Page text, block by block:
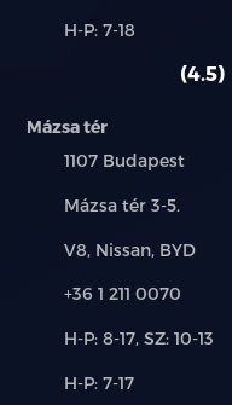
használt
Alkatrész,
H-P: 7-18
4.5
Mázsa tér
Település:
1107 Budapest
Cím:
Mázsa tér 3-5.
Márkák:
V8, Nissan, BYD
Telefon:
+36 1 211 0070
Új-
használt
H-P: 8-17, SZ: 10-13
Alkatrész,
H-P: 7-17